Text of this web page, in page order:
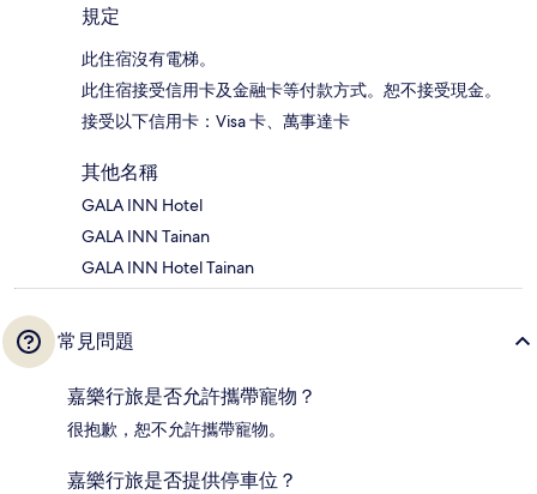
規定
此住宿沒有電梯。
此住宿接受信用卡及金融卡等付款方式。恕不接受現金。
接受以下信用卡：Visa 卡、萬事達卡
其他名稱
GALA INN Hotel
GALA INN Tainan
GALA INN Hotel Tainan
常見問題
嘉樂行旅是否允許攜帶寵物？
很抱歉，恕不允許攜帶寵物。
嘉樂行旅是否提供停車位？